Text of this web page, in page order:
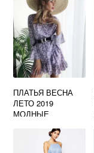
ПЛАТЬЯ ВЕСНА
ЛЕТО 2019
МОДНЫЕ